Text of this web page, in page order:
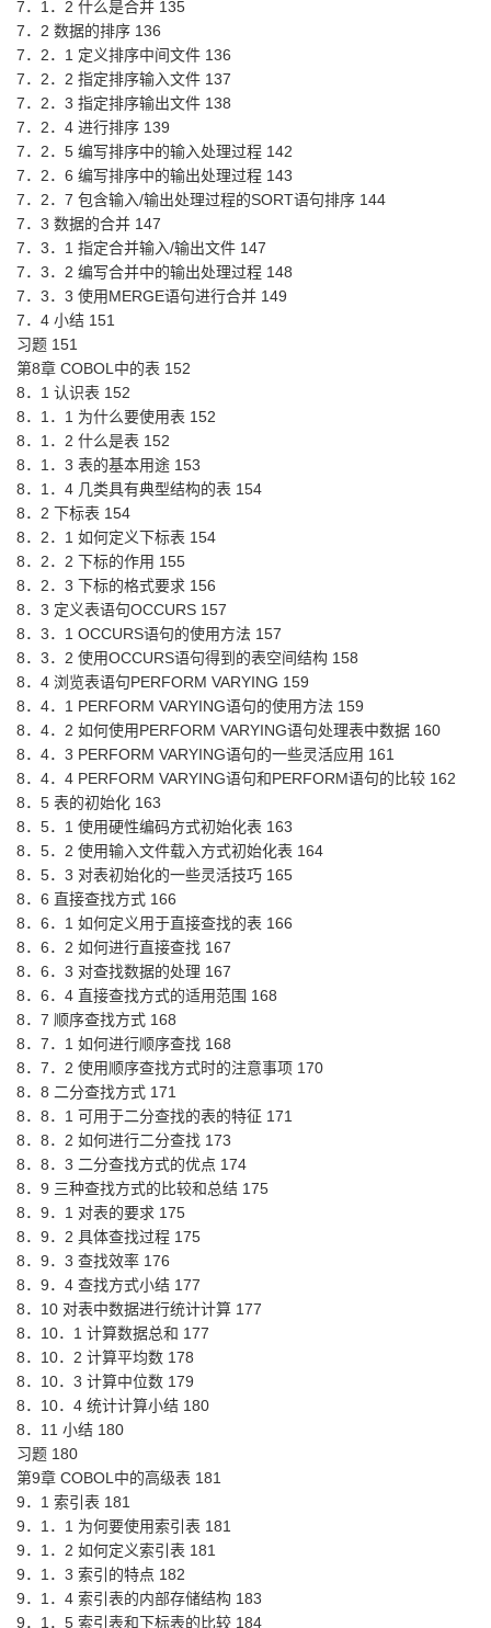
7．1．2 什么是合并 135
7．2 数据的排序 136
7．2．1 定义排序中间文件 136
7．2．2 指定排序输入文件 137
7．2．3 指定排序输出文件 138
7．2．4 进行排序 139
7．2．5 编写排序中的输入处理过程 142
7．2．6 编写排序中的输出处理过程 143
7．2．7 包含输入/输出处理过程的SORT语句排序 144
7．3 数据的合并 147
7．3．1 指定合并输入/输出文件 147
7．3．2 编写合并中的输出处理过程 148
7．3．3 使用MERGE语句进行合并 149
7．4 小结 151
习题 151
第8章 COBOL中的表 152
8．1 认识表 152
8．1．1 为什么要使用表 152
8．1．2 什么是表 152
8．1．3 表的基本用途 153
8．1．4 几类具有典型结构的表 154
8．2 下标表 154
8．2．1 如何定义下标表 154
8．2．2 下标的作用 155
8．2．3 下标的格式要求 156
8．3 定义表语句OCCURS 157
8．3．1 OCCURS语句的使用方法 157
8．3．2 使用OCCURS语句得到的表空间结构 158
8．4 浏览表语句PERFORM VARYING 159
8．4．1 PERFORM VARYING语句的使用方法 159
8．4．2 如何使用PERFORM VARYING语句处理表中数据 160
8．4．3 PERFORM VARYING语句的一些灵活应用 161
8．4．4 PERFORM VARYING语句和PERFORM语句的比较 162
8．5 表的初始化 163
8．5．1 使用硬性编码方式初始化表 163
8．5．2 使用输入文件载入方式初始化表 164
8．5．3 对表初始化的一些灵活技巧 165
8．6 直接查找方式 166
8．6．1 如何定义用于直接查找的表 166
8．6．2 如何进行直接查找 167
8．6．3 对查找数据的处理 167
8．6．4 直接查找方式的适用范围 168
8．7 顺序查找方式 168
8．7．1 如何进行顺序查找 168
8．7．2 使用顺序查找方式时的注意事项 170
8．8 二分查找方式 171
8．8．1 可用于二分查找的表的特征 171
8．8．2 如何进行二分查找 173
8．8．3 二分查找方式的优点 174
8．9 三种查找方式的比较和总结 175
8．9．1 对表的要求 175
8．9．2 具体查找过程 175
8．9．3 查找效率 176
8．9．4 查找方式小结 177
8．10 对表中数据进行统计计算 177
8．10．1 计算数据总和 177
8．10．2 计算平均数 178
8．10．3 计算中位数 179
8．10．4 统计计算小结 180
8．11 小结 180
习题 180
第9章 COBOL中的高级表 181
9．1 索引表 181
9．1．1 为何要使用索引表 181
9．1．2 如何定义索引表 181
9．1．3 索引的特点 182
9．1．4 索引表的内部存储结构 183
9．1．5 索引表和下标表的比较 184